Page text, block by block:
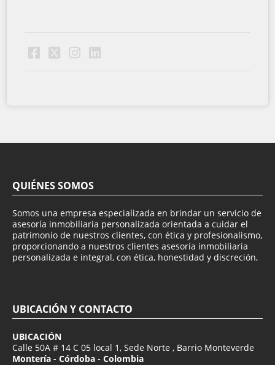
QUIÉNES SOMOS
Somos una empresa especializada en brindar un servicio de
asesoría inmobiliaria personalizada orientada a cuidar el
patrimonio de nuestros clientes, con ética y profesionalismo,
proporcionando a nuestros clientes asesoría inmobiliaria
personalizada e integral, con ética, honestidad y discreción,
UBICACIÓN Y CONTACTO
UBICACIÓN
Calle 50A # 14 C 05 local 1, Sede Norte , Barrio Monteverde
Montería - Córdoba - Colombia